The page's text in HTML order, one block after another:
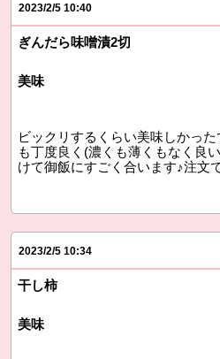
2023/2/5 10:40
ぎんだら味噌漬2切
美味
ビックリするくらい美味しかっ
も丁度良く(濃くも薄くもなく良
けて御飯にすごく合います♪注文
2023/2/5 10:34
干し柿
美味